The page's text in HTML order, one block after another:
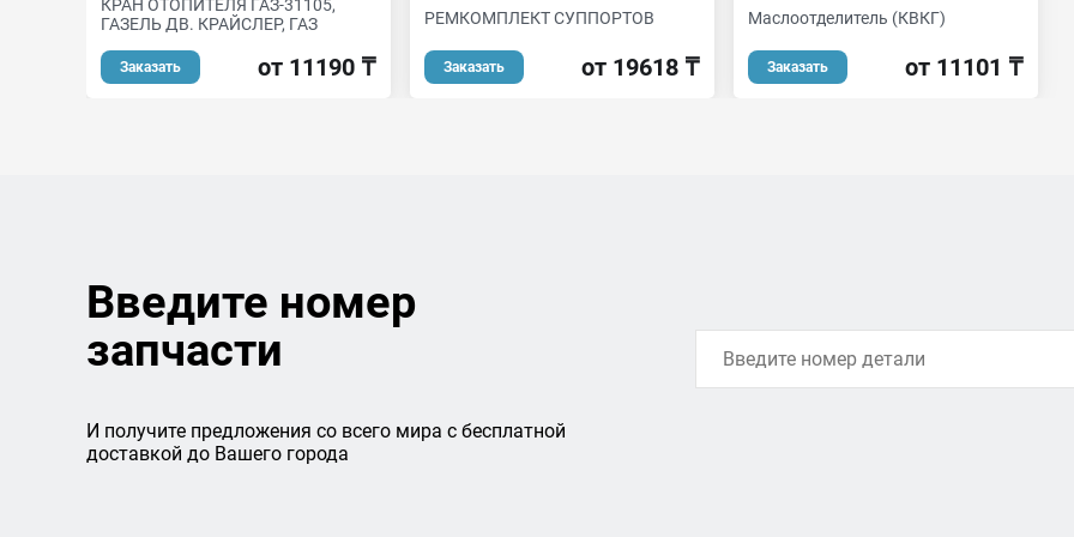
КРАН ОТОПИТЕЛЯ ГАЗ-31105,
ГАЗЕЛЬ ДВ. КРАЙСЛЕР, ГАЗ
Заказать от 11190 ₸
РЕМКОМПЛЕКТ СУППОРТОВ
Заказать от 19618 ₸
Маслоотделитель (КВКГ)
Заказать от 11101 ₸
Введите номер
запчасти
И получите предложения со всего мира с бесплатной
доставкой до Вашего города